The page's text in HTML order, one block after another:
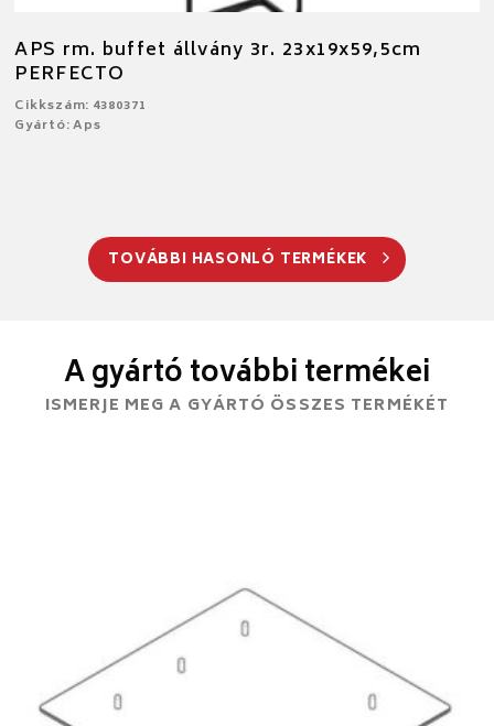
APS rm. buffet állvány 3r. 23x19x59,5cm
PERFECTO
Cikkszám: 4380371
Gyártó: Aps
TOVÁBBI HASONLÓ TERMÉKEK
A gyártó további termékei
ISMERJE MEG A GYÁRTÓ ÖSSZES TERMÉKÉT